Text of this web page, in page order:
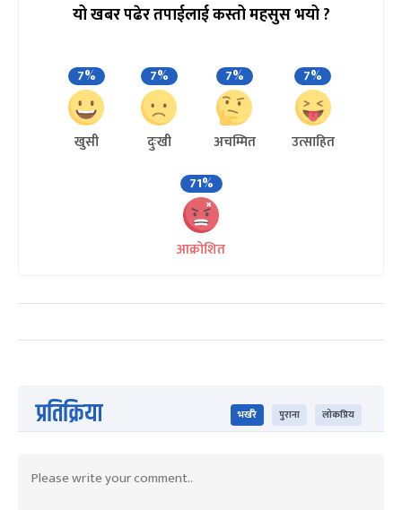
यो खबर पढेर तपाईलाई कस्तो महसुस भयो ?
7%
खुसी
7%
दुःखी
7%
अचम्मित
7%
उत्साहित
71%
आक्रोशित
प्रतिक्रिया भर्खरै पुराना लोकप्रिय